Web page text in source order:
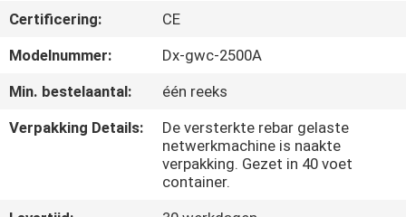
ONGEVEER
ONS
FABRIEKSREIS
KWALITEITSCONTROLE
Certificering:
CE
Modelnummer:
Dx-gwc-2500A
Min. bestelaantal:
één reeks
Verpakking Details:
De versterkte rebar gelaste
netwerkmachine is naakte
verpakking. Gezet in 40 voet
container.